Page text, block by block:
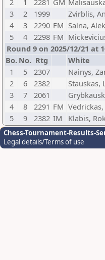
2
1 2281 GM
3
2 1999 Zvirblis,
4
3 2290 FM Salna,
5
4 2298 FM
Round 9 on 2025/12/21 at
Bo. No. Rtg White
1
5 2307 Nainys,
2
6 2382 Stauskas,
3
7 2061
4
8 2291 FM
5
9 2382 IM Klabis,
Chess-Tournament-Results-
Legal details/Terms of use